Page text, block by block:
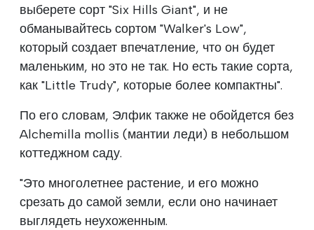
выберете сорт "Six Hills Giant", и не
обманывайтесь сортом "Walker's Low",
который создает впечатление, что он будет
маленьким, но это не так. Но есть такие сорта,
как "Little Trudy", которые более компактны".
По его словам, Элфик также не обойдется без
Alchemilla mollis (мантии леди) в небольшом
коттеджном саду.
"Это многолетнее растение, и его можно
срезать до самой земли, если оно начинает
выглядеть неухоженным.